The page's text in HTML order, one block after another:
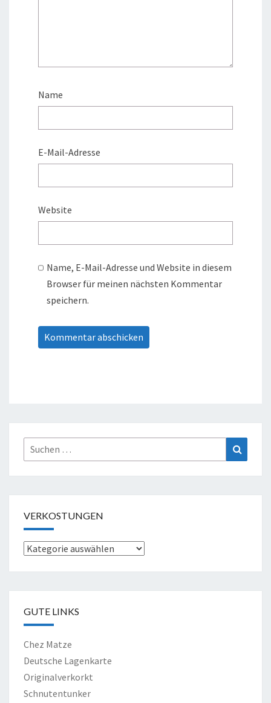
Name
E-Mail-Adresse
Website
Name, E-Mail-Adresse und Website in diesem
Browser für meinen nächsten Kommentar
speichern.
Suche
nach:
VERKOSTUNGEN
Verkostungen
GUTE LINKS
Chez Matze
Deutsche Lagenkarte
Originalverkorkt
Schnutentunker